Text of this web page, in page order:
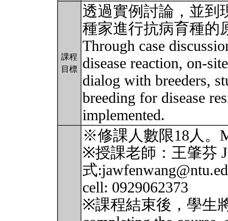
課程
目標
透過實例討論，並到
種家進行抗病育種的
Through case
disease reaction, on-
dialog with breeders,
breeding for disease
implemented.
※修課人數限18人。
※授課老師：王肇芬
式
cell: 0929062373
※課程結束後，學生